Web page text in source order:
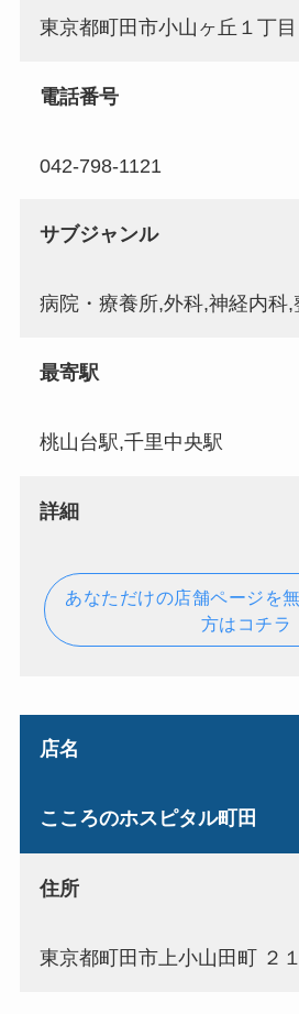
東京都町田市小山ヶ丘１丁目
電話番号
042-798-1121
サブジャンル
病院・療養所,外科,神経内科
最寄駅
桃山台駅,千里中央駅
詳細
あなただけの店舗ページを
方はコチラ
店名
こころのホスピタル町田
住所
東京都町田市上小山田町 ２